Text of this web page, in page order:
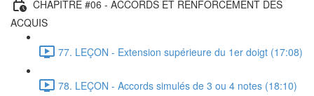
CHAPITRE #06 - ACCORDS ET RENFORCEMENT DES
ACQUIS
77. LEÇON - Extension supérieure du 1er doigt (17:08)
78. LEÇON - Accords simulés de 3 ou 4 notes (18:10)